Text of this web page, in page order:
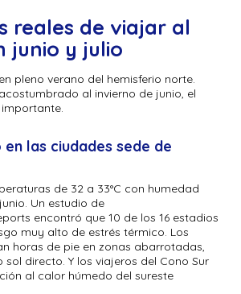
reales de viajar al
junio y julio
pleno verano del hemisferio norte.
al invierno de junio, el
las ciudades sede de
de 32 a 33°C con humedad
Un estudio de
encontró que 10 de los 16 estadios
muy alto de estrés térmico. Los
horas de pie en zonas abarrotadas,
directo. Y los viajeros del Cono Sur
al calor húmedo del sureste